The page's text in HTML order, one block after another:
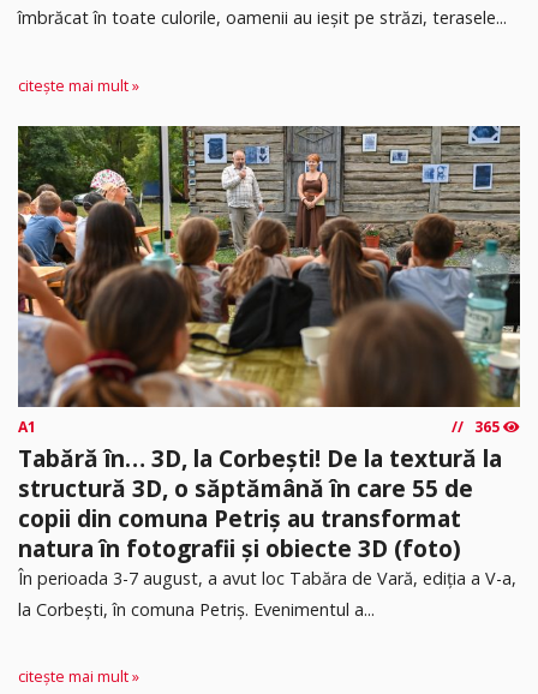
îmbrăcat în toate culorile, oamenii au ieșit pe străzi, terasele...
citește mai mult »
A1 365
Tabără în… 3D, la Corbești! De la textură la
structură 3D, o săptămână în care 55 de
copii din comuna Petriș au transformat
natura în fotografii și obiecte 3D (foto)
În perioada 3-7 august, a avut loc Tabăra de Vară, ediția a V-a,
la Corbești, în comuna Petriș. Evenimentul a...
citește mai mult »